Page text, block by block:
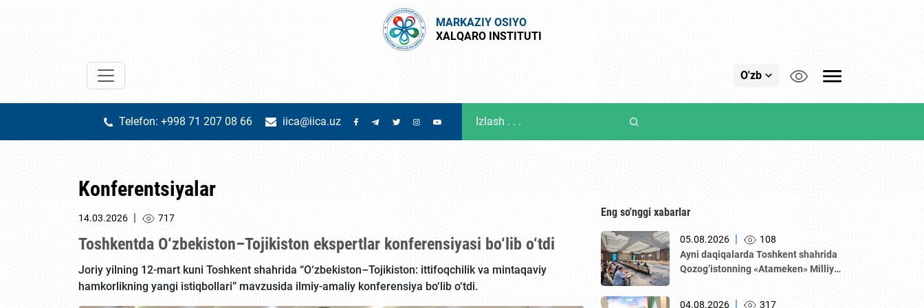
MARKAZIY OSIYO
XALQARO INSTITUTI
O'zb
Telefon: +998 71 207 08 66 iica@iica.uz
Konferentsiyalar
14.03.2026 | 717
Toshkentda O‘zbekiston–Tojikiston ekspertlar konferensiyasi bo‘lib o‘tdi
Joriy yilning 12-mart kuni Toshkent shahrida “O‘zbekiston–Tojikiston: ittifoqchilik va mintaqaviy
hamkorlikning yangi istiqbollari” mavzusida ilmiy-amaliy konferensiya bo‘lib o‘tdi.
Eng so'nggi xabarlar
05.08.2026 |
108
Аyni daqiqalarda Toshkent shahrida
Qozogʼistonning «Аtameken» Milliy
delegatsiya ishtirokida Oʼzbekiston–
04.08.2026 | 317